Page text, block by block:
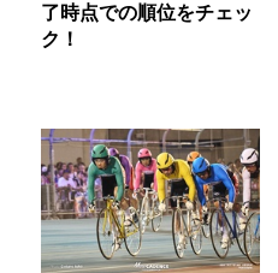
了時点での順位をチェッ
ク！